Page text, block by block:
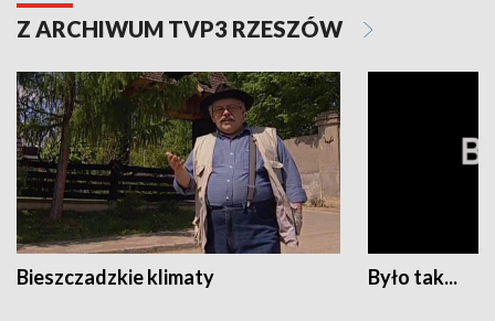
Z ARCHIWUM TVP3 RZESZÓW
Bieszczadzkie klimaty Było tak...